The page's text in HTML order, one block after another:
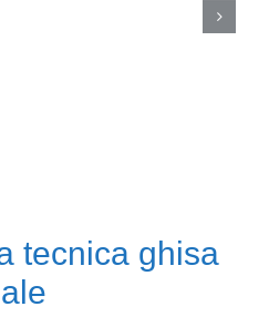
tecnica ghisa